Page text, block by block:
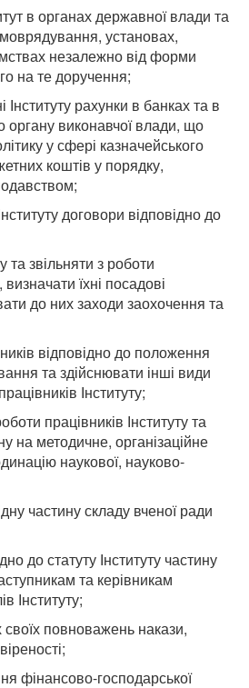
в органах державної влади та
установах,
незалежно від форми
на те доручення;
Інституту рахунки в банках та в
органу виконавчої влади, що
у сфері казначейського
коштів у порядку,
договори відповідно до
звільняти з роботи
визначати їхні посадові
до них заходи заохочення та
відповідно до положення
та здійснювати інші види
Інституту;
працівників Інституту та
на методичне, організаційне
наукової, науково-
частину складу вченої ради
до статуту Інституту частину
та керівникам
Інституту;
повноважень накази,
фінансово-господарської